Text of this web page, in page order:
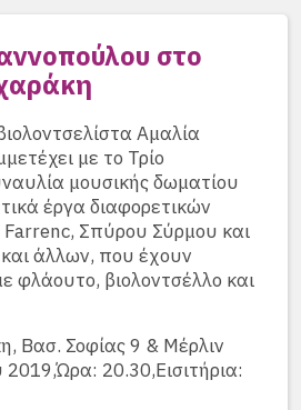
στο
Αμαλία
με το Τρίο
μουσικής δωματίου
έργα διαφορετικών
Σπύρου Σύρμου και
άλλων, που έχουν
φλάουτο, βιολοντσέλλο και
Βασ. Σοφίας 9 & Μέρλιν
20.30,Εισιτήρια: